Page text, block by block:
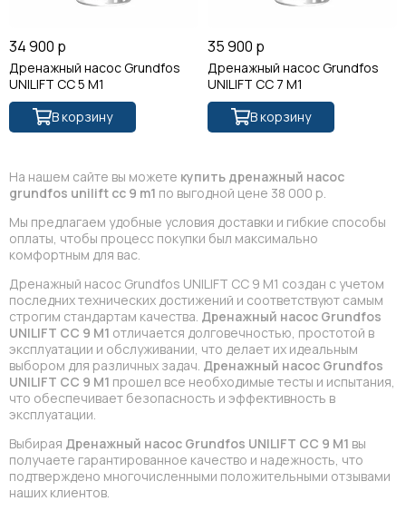
34 900 р
Дренажный насос Grundfos
UNILIFT CC 5 M1
В корзину
35 900 р
Дренажный насос Grundfos
UNILIFT CC 7 M1
В корзину
На нашем сайте вы можете купить дренажный насос
grundfos unilift cc 9 m1 по выгодной цене 38 000 р.
Мы предлагаем удобные условия доставки и гибкие способы
оплаты, чтобы процесс покупки был максимально
комфортным для вас.
Дренажный насос Grundfos UNILIFT CC 9 M1 создан с учетом
последних технических достижений и соответствуют самым
строгим стандартам качества. Дренажный насос Grundfos
UNILIFT CC 9 M1 отличается долговечностью, простотой в
эксплуатации и обслуживании, что делает их идеальным
выбором для различных задач. Дренажный насос Grundfos
UNILIFT CC 9 M1 прошел все необходимые тесты и испытания,
что обеспечивает безопасность и эффективность в
эксплуатации.
Выбирая Дренажный насос Grundfos UNILIFT CC 9 M1 вы
получаете гарантированное качество и надежность, что
подтверждено многочисленными положительными отзывами
наших клиентов.